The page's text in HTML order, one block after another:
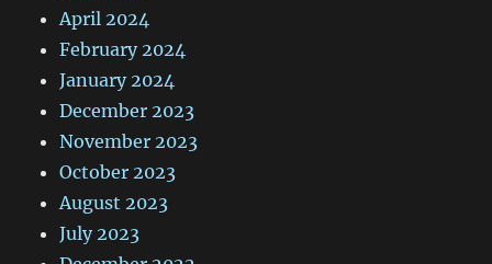
April 2024
February 2024
January 2024
December 2023
November 2023
October 2023
August 2023
July 2023